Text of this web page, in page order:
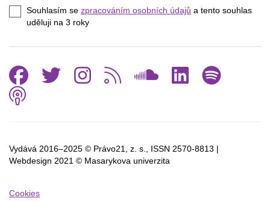
e-
mail
Souhlasím se zpracováním osobních údajů a tento souhlas
uděluji na 3 roky
Vydává 2016–2025 © Právo21, z. s., ISSN 2570-8813 |
Webdesign 2021 © Masarykova univerzita
Cookies
Facebook
Twitter
Instagram
RSS
Podcast